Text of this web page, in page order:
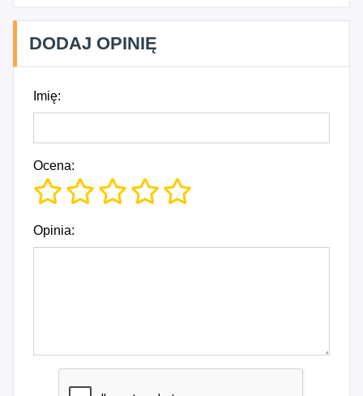
DODAJ OPINIĘ
Imię:
Ocena:
Opinia: